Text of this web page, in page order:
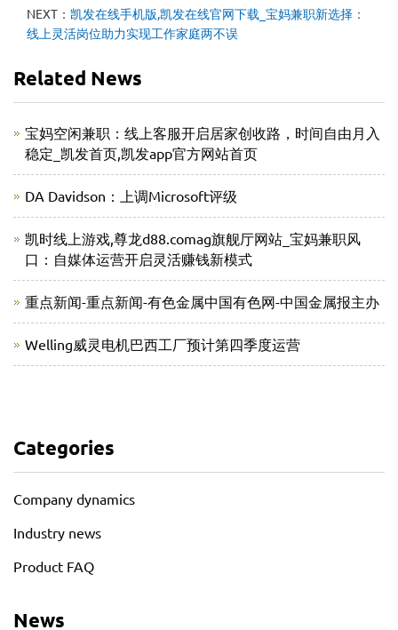
NEXT： 凯发在线手机版,凯发在线官网下载_宝妈兼职新选择：
线上灵活岗位助力实现工作家庭两不误
Related News
宝妈空闲兼职：线上客服开启居家创收路，时间自由月入
稳定_凯发首页,凯发app官方网站首页
DA Davidson：上调Microsoft评级
凯时线上游戏,尊龙d88.comag旗舰厅网站_宝妈兼职风
口：自媒体运营开启灵活赚钱新模式
重点新闻-重点新闻-有色金属中国有色网-中国金属报主办
Welling威灵电机巴西工厂预计第四季度运营
Categories
Company dynamics
Industry news
Product FAQ
News